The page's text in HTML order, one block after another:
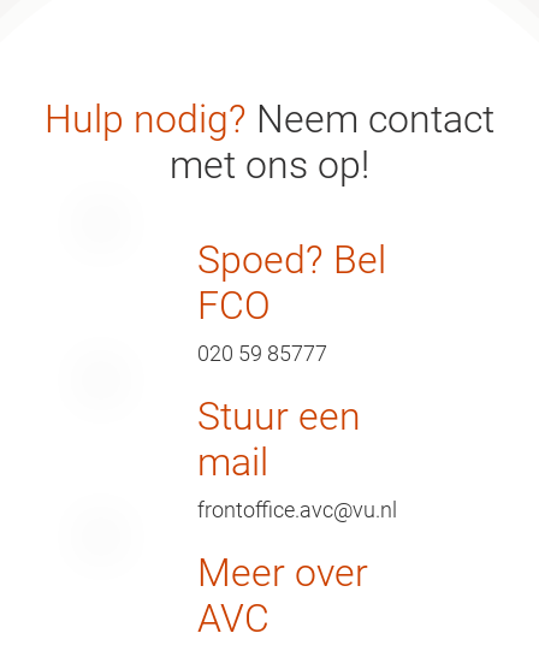
Hulp nodig? Neem contact
met ons op!
Spoed? Bel
FCO
020 59 85777
Stuur een
mail
frontoffice.avc@vu.nl
Meer over
AVC